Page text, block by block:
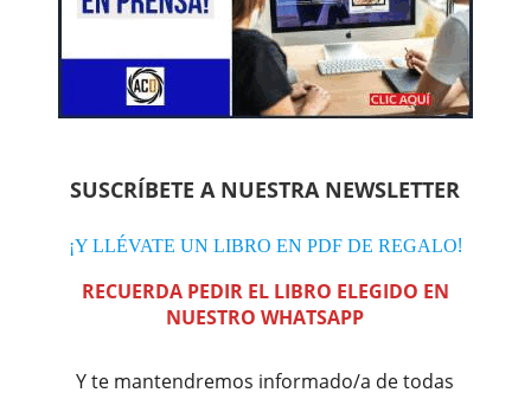
SUSCRÍBETE A NUESTRA NEWSLETTER
¡Y LLÉVATE UN LIBRO EN PDF DE REGALO!
RECUERDA PEDIR EL LIBRO ELEGIDO EN
NUESTRO WHATSAPP
Y te mantendremos informado/a de todas